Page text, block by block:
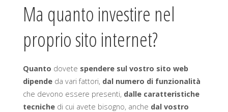
Ma quanto investire nel
proprio sito internet?
Quanto dovete spendere sul vostro sito web
dipendeda vari fattori, dal numero di funzionalità
che devono essere presenti, dalle caratteristiche
tecnichedi cui avete bisogno, anche dal vostro